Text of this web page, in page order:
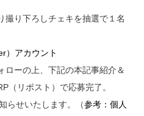
撮り下ろしチェキを抽選で１名
）アカウント
ローの上、下記の本記事紹介＆
（リポスト）で応募完了。
らせいたします。（参考：個人